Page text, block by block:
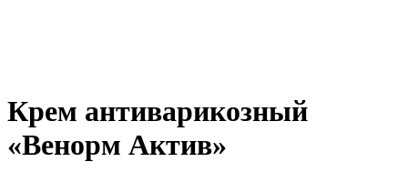
Крем антиварикозный
«Венорм Актив»